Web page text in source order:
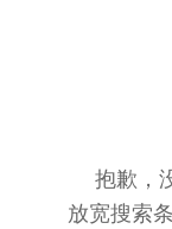
抱歉，
放宽搜索